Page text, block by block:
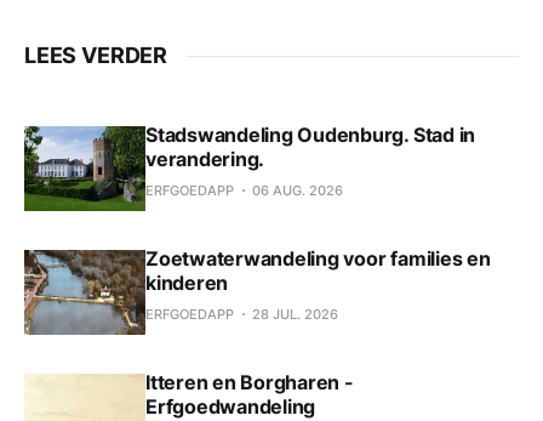
LEES VERDER
Stadswandeling Oudenburg. Stad in
verandering.
ERFGOEDAPP 06 AUG. 2026
Zoetwaterwandeling voor families en
kinderen
ERFGOEDAPP 28 JUL. 2026
Itteren en Borgharen -
Erfgoedwandeling